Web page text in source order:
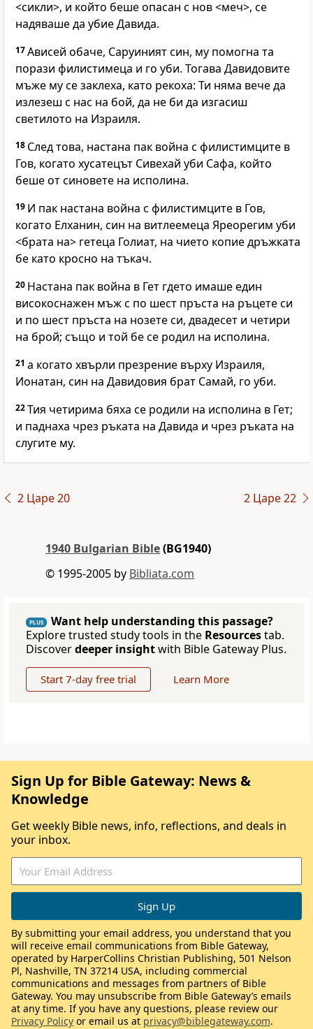
<сикли>, и който беше опасан с нов <меч>, се
надяваше да убие Давида.
17Ависей обаче, Саруиният син, му помогна та
порази филистимеца и го уби. Тогава Давидовите
мъже му се заклеха, като рекоха: Ти няма вече да
излезеш с нас на бой, да не би да изгасиш
светилото на Израиля.
18 След това, настана пак война с филистимците в
Гов, когато хусатецът Сивехай уби Сафа, който
беше от синовете на исполина.
19 И пак настана война с филистимците в Гов,
когато Елханин, син на витлеемеца Яреорегим уби
<брата на> гетеца Голиат, на чието копие дръжката
бе като кросно на тъкач.
20 Настана пак война в Гет гдето имаше един
високоснажен мъж с по шест пръста на ръцете си
и по шест пръста на нозете си, двадесет и четири
на брой; също и той бе се родил на исполина.
21 а когато хвърли презрение върху Израиля,
Ионатан, син на Давидовия брат Самай, го уби.
22Тия четирима бяха се родили на исполина в Гет;
и паднаха чрез ръката на Давида и чрез ръката на
слугите му.
2 Царе 20 2 Царе 22
1940 Bulgarian Bible(BG1940)
© 1995-2005 by Bibliata.com
PLUS
Want help understanding this passage?
Explore trusted study tools in the Resourcestab.
Discoverdeeper insightwith Bible Gateway Plus.
Start 7-day free trial Learn More
Sign Up for Bible Gateway: News &
Knowledge
Get weekly Bible news, info, reflections, and deals in
your inbox.
By submitting your email address, you understand that you
will receive email communications from Bible Gateway,
operated by HarperCollins Christian Publishing, 501 Nelson
Pl, Nashville, TN 37214 USA, including commercial
communications and messages from partners of Bible
Gateway. You may unsubscribe from Bible Gateway’s emails
at any time. If you have any questions, please review our
Privacy Policy or email us at privacy@biblegateway.com.